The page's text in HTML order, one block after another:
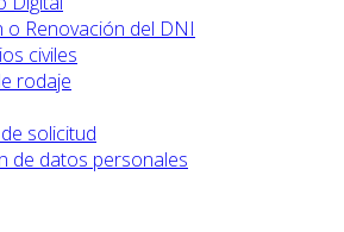
o Renovación del DNI
civiles
rodaje
solicitud
de datos personales